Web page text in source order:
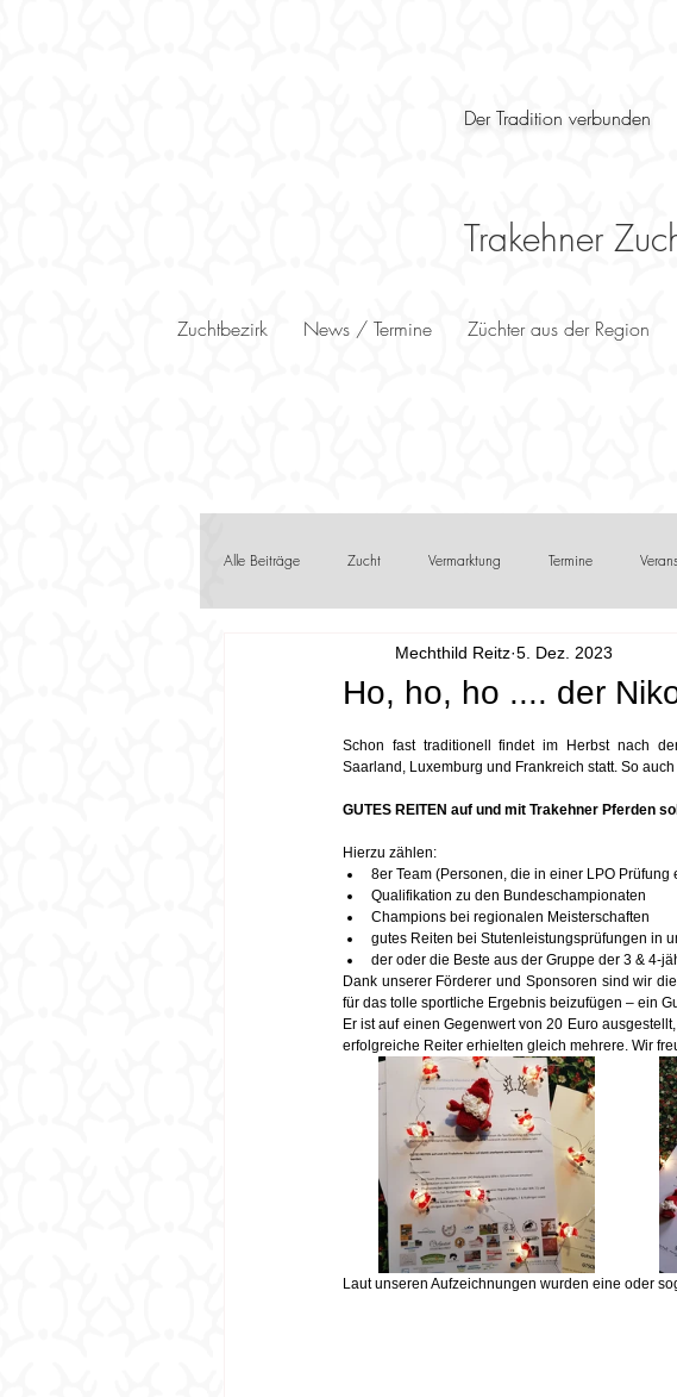
Der Tradition verbunden
Trakehner
Zuchtbezirk News / Termine Züchter aus der Region
Alle Beiträge Zucht Vermarktung Termine
Frühlingsboten Förderer / Sponsoren
Ho, ho, ho .... der
Mechthild Reitz 5. Dez. 2023
Schon fast traditionell findet im Herbst nach
Saarland, Luxemburg und Frankreich statt. So
GUTES REITEN auf und mit Trakehner Pferden
Hierzu zählen:
8er Team (Personen, die in einer LPO
Qualifikation zu den Bundeschampionaten
Champions bei regionalen Meisterschaften
gutes Reiten bei Stutenleistungsprüfungen in
der oder die Beste aus der Gruppe der 3 & 4-
Dank unserer Förderer und Sponsoren sind wir
für das tolle sportliche Ergebnis beizufügen – ein
Er ist auf einen Gegenwert von 20 Euro
erfolgreiche Reiter erhielten gleich mehrere. Wir
Laut unseren Aufzeichnungen wurden eine oder